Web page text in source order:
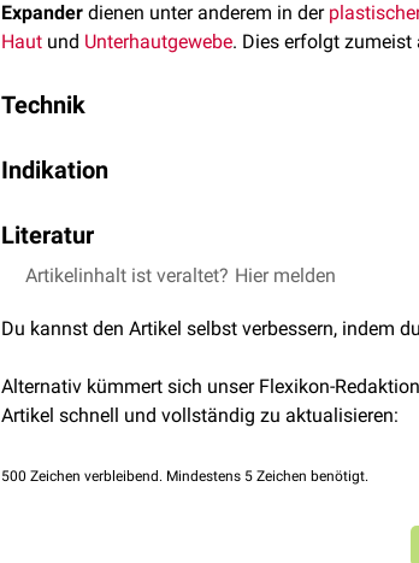
Expander dienen unter anderem in der
Haut und Unterhautgewebe. Dies erfolgt
Technik
Ventil möglich. Durch Dehnung des Gewebes
Indikation
Lappenplastiken
Verbrennungen
Literatur
Meyer-Marcotty M.Gewebeexpansion
Artikelinhalt ist veraltet? Hier melden
Du kannst den Artikel selbst verbessern, indem
Alternativ kümmert sich unser Flexikon-
Artikel schnell und vollständig zu aktualisieren:
500 Zeichen verbleibend. Mindestens 5 Zeichen benötigt.